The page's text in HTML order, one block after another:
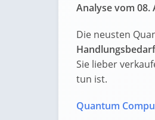
Analyse vom
Die neusten
Sie lieber
tun ist.
Quantum